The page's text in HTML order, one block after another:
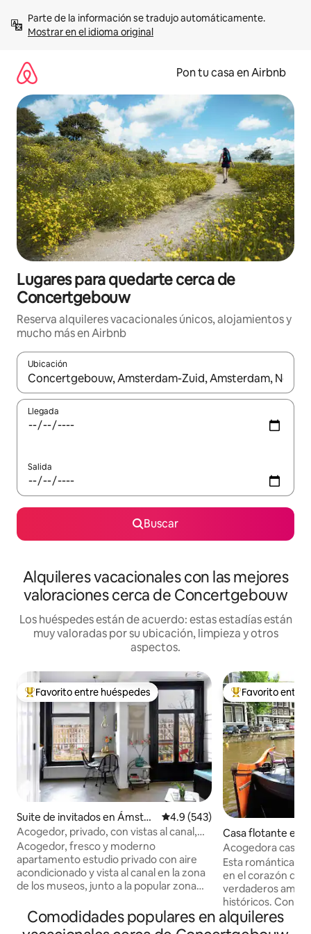
contenidoMostrar en el idioma original
Pon tu casa en Airbnb
Lugares para quedarte cerca de
Concertgebouw
Reserva alquileres vacacionales únicos, alojamientos y
mucho más en Airbnb
Ubicación
Cuando los resultados estén disponibles, navega con las
Llegada
Salida
Buscar
Alquileres vacacionales con las mejores
valoraciones cerca de Concertgebouw
Los huéspedes están de acuerdo: estas estadías están
muy valoradas por su ubicación, limpieza y otros
aspectos.
Favorito entre huéspedes preferido
Favorito entre huéspedes
Suite de invitados en Ámster
dam
Calificación promedio: 4.9 de
4.9 (543)
Acogedor, privado, con vistas al canal,
zona de museos, elegante.
Acogedor, fresco y moderno
apartamento estudio privado con aire
acondicionado y vista al canal en la zona
de los museos, junto a la popular zona
Oud Zuid, puedes ir al centro de la
ciudad a pie, en metro, en bicicleta o en
Favorito entre
Favorito entre
Casa flotante en
m
Acogedora casa
aparcamiento en
Ámsterdam
Esta romántica
en el corazón de
verdaderos
históricos. Construido en 1888, este es
uno de los barcos
Ámsterdam y se
Comodidades populares en alquileres